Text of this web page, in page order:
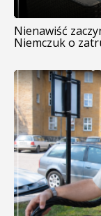
Nienawiść
Niemczuk o